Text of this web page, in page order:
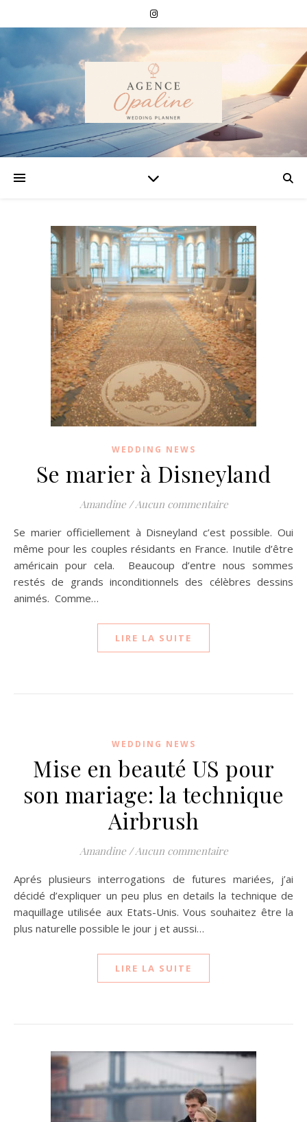
WEDDING NEWS
Se marier à Disneyland
Amandine /Aucun commentaire
Se marier officiellement à Disneyland c’est possible. Oui
même pour les couples résidants en France. Inutile d’être
américain pour cela. Beaucoup d’entre nous sommes
restés de grands inconditionnels des célèbres dessins
animés. Comme…
LIRE LA SUITE
WEDDING NEWS
Mise en beauté US pour
son mariage: la technique
Airbrush
Amandine /Aucun commentaire
Aprés plusieurs interrogations de futures mariées, j’ai
décidé d’expliquer un peu plus en details la technique de
maquillage utilisée aux Etats-Unis. Vous souhaitez être la
plus naturelle possible le jour j et aussi…
LIRE LA SUITE